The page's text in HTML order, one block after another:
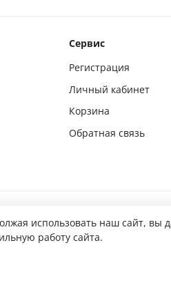
Сервис
Регистрация
Личный кабинет
Корзина
Обратная связь
вместе с нами
использовать наш сайт, вы
работу сайта.